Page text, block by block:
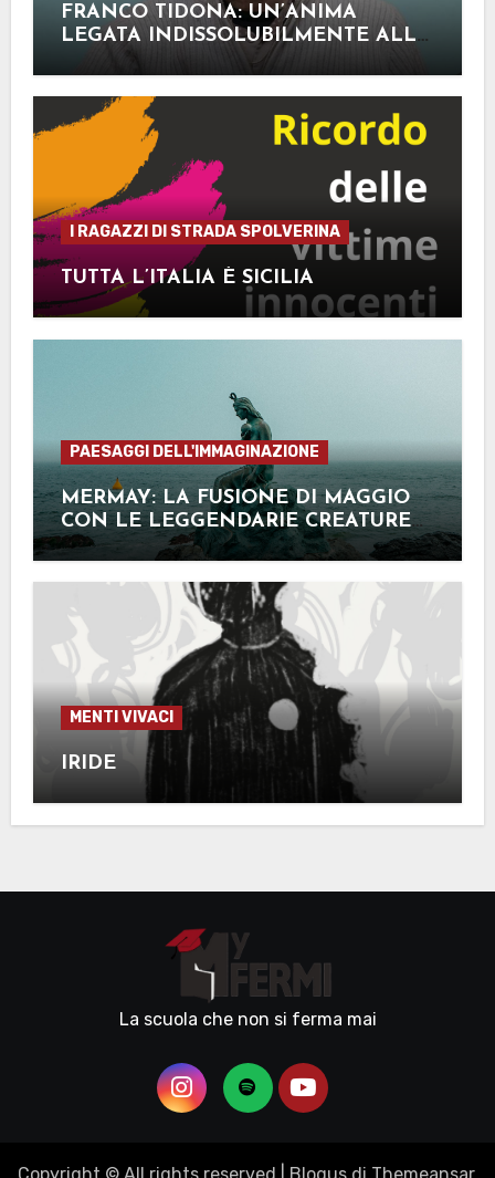
FRANCO TIDONA: UN’ANIMA
LEGATA INDISSOLUBILMENTE ALLA
MUSICA
I RAGAZZI DI STRADA SPOLVERINA
TUTTA L’ITALIA È SICILIA
PAESAGGI DELL'IMMAGINAZIONE
MERMAY: LA FUSIONE DI MAGGIO
CON LE LEGGENDARIE CREATURE
MARINE
MENTI VIVACI
IRIDE
La scuola che non si ferma mai